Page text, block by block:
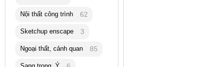
Nội thất công trình 62
Sketchup enscape 3
Ngoại thất, cảnh quan 85